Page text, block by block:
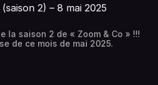
2) – 8 mai 2025
la saison 2 de « Zoom & Co » !!!
de ce mois de mai 2025.